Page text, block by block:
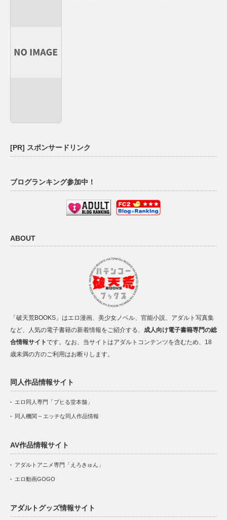
[PR] スポンサードリンク
ブログランキング参加中！
ABOUT
「破天荒BOOKS」はエロ漫画、美少女ノベル、官能小説、アダルト写真集
など、人気の電子書籍の新着情報をご紹介する、 成人向け電子書籍専門の総
合情報サイトです。なお、当サイトはアダルトコンテンツを含むため、18
歳未満の方のご利用はお断りします。
同人作品情報サイト
エロ同人専門「ブヒる堂本舗」
同人機関 – エッチな同人作品情報
AV作品情報サイト
アダルトアニメ専門「えろきゅん」
エロ動画GOGO
アダルトグッズ情報サイト